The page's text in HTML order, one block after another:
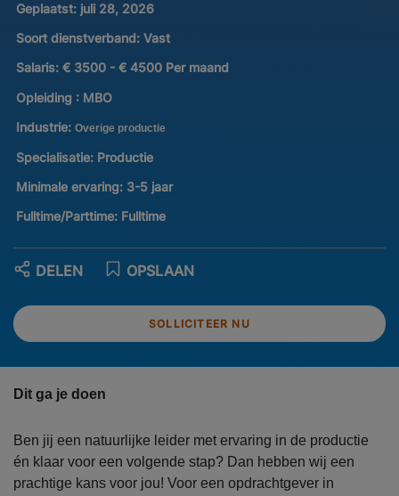
Geplaatst: juli 28, 2026
Soort dienstverband: Vast
Salaris: € 3500 - € 4500 Per maand
Opleiding : MBO
Industrie: Overige productie
Specialisatie: Productie
Minimale ervaring: 3-5 jaar
Fulltime/Parttime: Fulltime
SOLLICITEER NU
OPSLAAN
DELEN
Dit ga je doen
Ben jij een natuurlijke leider met ervaring in de productie
én klaar voor een volgende stap? Dan hebben wij een
prachtige kans voor jou! Voor een opdrachtgever in